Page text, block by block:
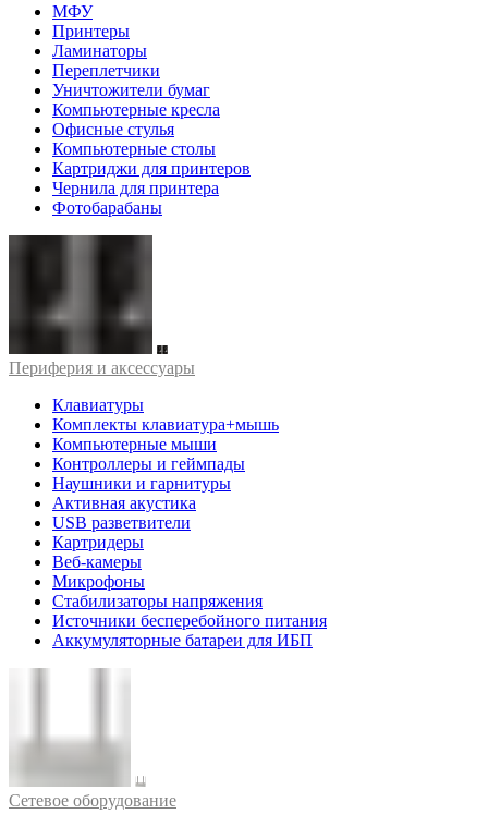
МФУ
Принтеры
Ламинаторы
Переплетчики
Уничтожители бумаг
Компьютерные кресла
Офисные стулья
Компьютерные столы
Картриджи для принтеров
Чернила для принтера
Фотобарабаны
Периферия и аксессуары
Клавиатуры
Комплекты клавиатура+мышь
Компьютерные мыши
Контроллеры и геймпады
Наушники и гарнитуры
Активная акустика
USB разветвители
Картридеры
Веб-камеры
Микрофоны
Стабилизаторы напряжения
Источники бесперебойного питания
Аккумуляторные батареи для ИБП
Cетевое оборудование